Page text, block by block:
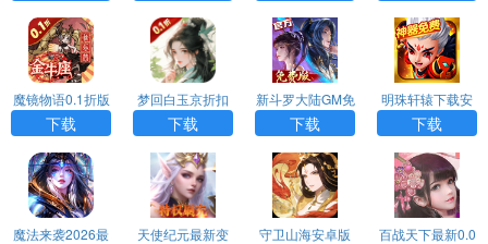
魔镜物语0.1折版
下载
梦回白玉京折扣
版
下载
新斗罗大陆GM免
费版
下载
明珠轩辕下载安
卓版
下载
魔法来袭2026最
天使纪元最新变
守卫山海安卓版
百战天下最新0.0